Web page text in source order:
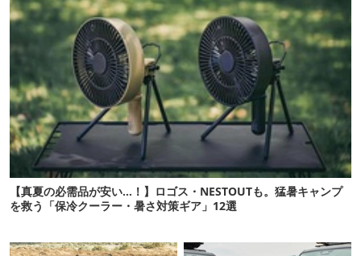
【真夏の必需品が安い…！】ロゴス・NESTOUTも。猛暑キャンプ
を救う「保冷クーラー・暑さ対策ギア」12選